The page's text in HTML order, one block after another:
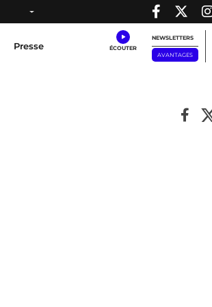
Presse
NEWSLETTERS
AVANTAGES